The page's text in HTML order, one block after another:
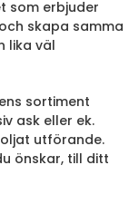
som erbjuder
skapa samma
lika väl
sortiment
ask eller ek.
utförande.
önskar, till ditt